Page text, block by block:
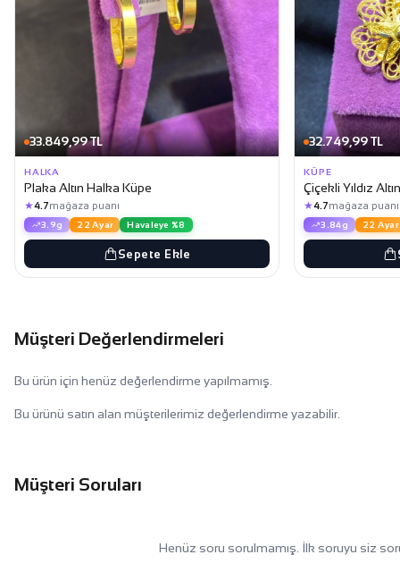
33.849,99 TL
HALKA
Plaka Altın Halka Küpe
★4.7mağaza puanı
3.9g 22 Ayar Havaleye %8
Sepete Ekle
32.749,99 TL
KÜPE
Çiçekli Yıldız
★4.7mağaza puanı
3.84g 22 Ayar
Müşteri Değerlendirmeleri
Bu ürün için henüz değerlendirme yapılmamış.
Bu ürünü satın alan müşterilerimiz değerlendirme yazabilir.
Müşteri Soruları
Henüz soru sorulmamış. İlk soruyu siz